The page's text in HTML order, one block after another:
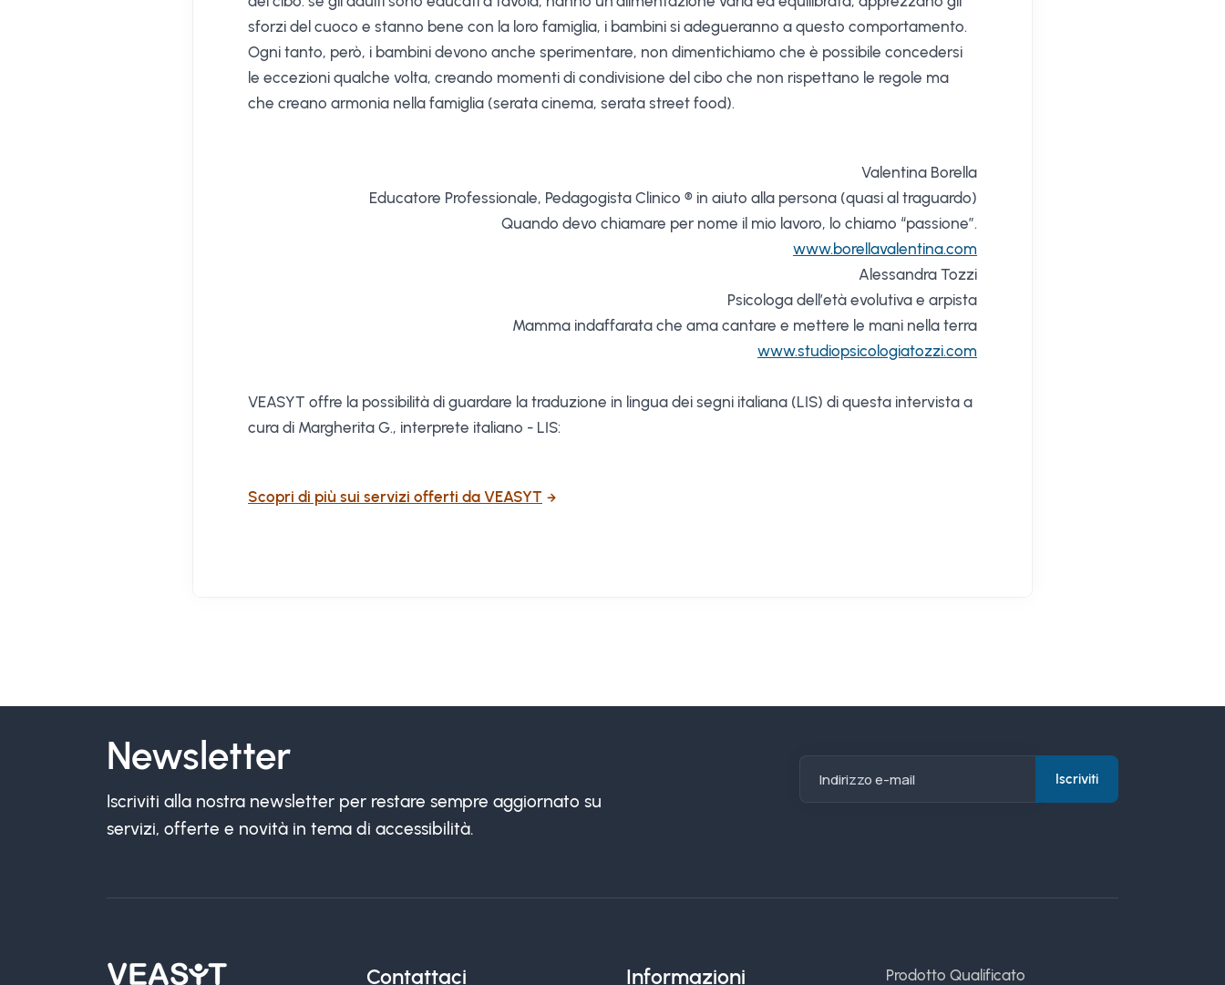
sforzi del cuoco e stanno bene con la loro famiglia, i bambini si adegueranno a questo comportamento.
Ogni tanto, però, i bambini devono anche sperimentare, non dimentichiamo che è possibile concedersi
le eccezioni qualche volta, creando momenti di condivisione del cibo che non rispettano le regole ma
che creano armonia nella famiglia (serata cinema, serata street food).
Valentina Borella
Educatore Professionale, Pedagogista Clinico ® in aiuto alla persona (quasi al traguardo)
Quando devo chiamare per nome il mio lavoro, lo chiamo “passione”.
www.borellavalentina.com
Alessandra Tozzi
Psicologa dell’età evolutiva e arpista
Mamma indaffarata che ama cantare e mettere le mani nella terra
www.studiopsicologiatozzi.com
VEASYT offre la possibilità di guardare la traduzione in lingua dei segni italiana (LIS) di questa intervista a
cura di Margherita G., interprete italiano - LIS:
Scopri di più sui servizi offerti da VEASYT
Newsletter
Iscriviti alla nostra newsletter per restare sempre aggiornato su
servizi, offerte e novità in tema di accessibilità.
Indirizzo e-mail Iscriviti
Contattaci Informazioni Prodotto Qualificato